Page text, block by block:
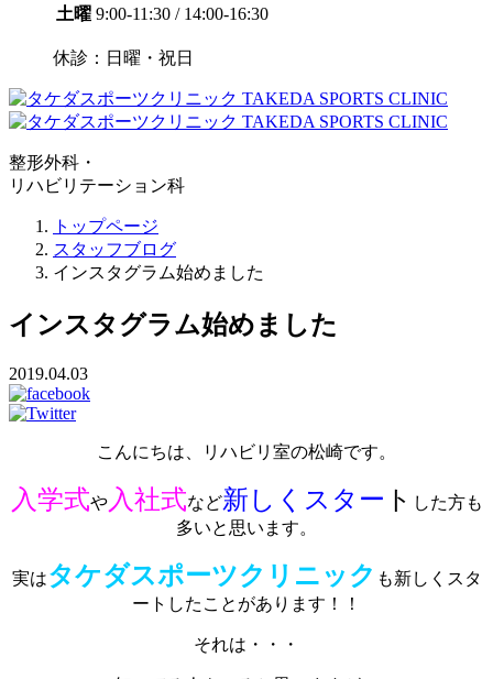
土曜 9:00-11:30 / 14:00-16:30
休診：日曜・祝日
整形外科・
リハビリテーション科
トップページ
スタッフブログ
インスタグラム始めました
インスタグラム始めました
2019.04.03
こんにちは、リハビリ室の松崎です。
入学式や入社式など新しくスター ト した方も
多いと思います。
実はタケダスポーツクリニック も新しくスタ
ートしたことがあります！！
それは・・・